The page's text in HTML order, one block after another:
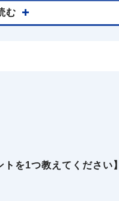
む
を1つ教えてください】